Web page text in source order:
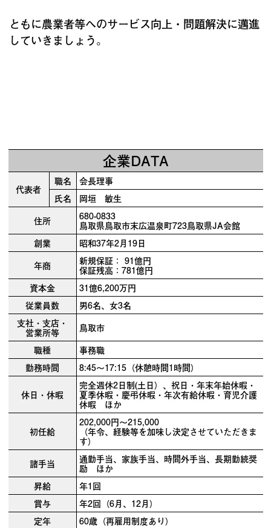
ともに農業者等へのサービス向上・問題解決に邁進
していきましょう。
企業DATA
代表者
職名
会長理事
氏名
岡垣 敏生
住所
680-0833
鳥取県鳥取市末広温泉町723鳥取県JA会館
創業
昭和37年2月19日
年商
新規保証： 91億円
保証残高：781億円
資本金
31億6,200万円
従業員数
男6名、女3名
支社・支店・
営業所等
鳥取市
職種
事務職
勤務時間
8:45～17:15（休憩時間1時間）
休日・休暇
完全週休2日制(土日）、祝日・年末年始休暇・
夏季休暇・慶弔休暇・年次有給休暇・育児介護
休暇 ほか
初任給
202,000円～215,000
（年令、経験等を加味し決定させていただきま
す）
諸手当
通勤手当、家族手当、時間外手当、長期勤続奨
励 ほか
昇給
年1回
賞与
年2回（6月、12月）
定年
60歳（再雇用制度あり）